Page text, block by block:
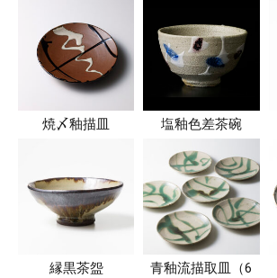
焼〆釉描皿 塩釉色差茶碗
縁黒茶盌
青釉流描取皿（6